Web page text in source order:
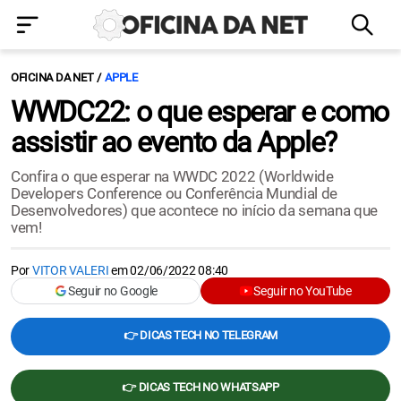
OFICINA DA NET APPLE
WWDC22: o que esperar e como
assistir ao evento da Apple?
Confira o que esperar na WWDC 2022 (Worldwide
Developers Conference ou Conferência Mundial de
Desenvolvedores) que acontece no início da semana que
vem!
PorVITOR VALERIem02/06/2022 08:40
Seguir no Google
Seguir no YouTube
👉 DICAS TECH NO TELEGRAM
👉 DICAS TECH NO WHATSAPP